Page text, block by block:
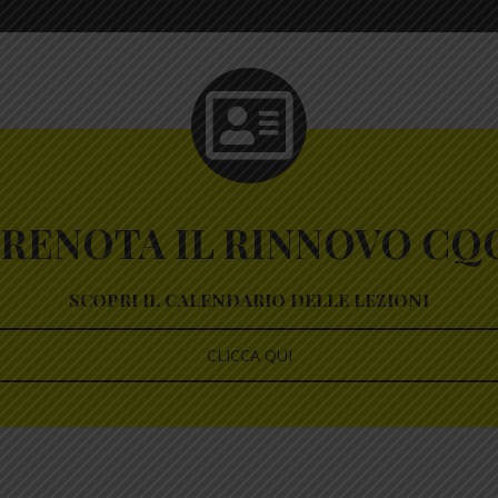
IL RINNOVO
SCOPRI IL CALENDARIO DELLE LEZIONI
CLICCA QUI